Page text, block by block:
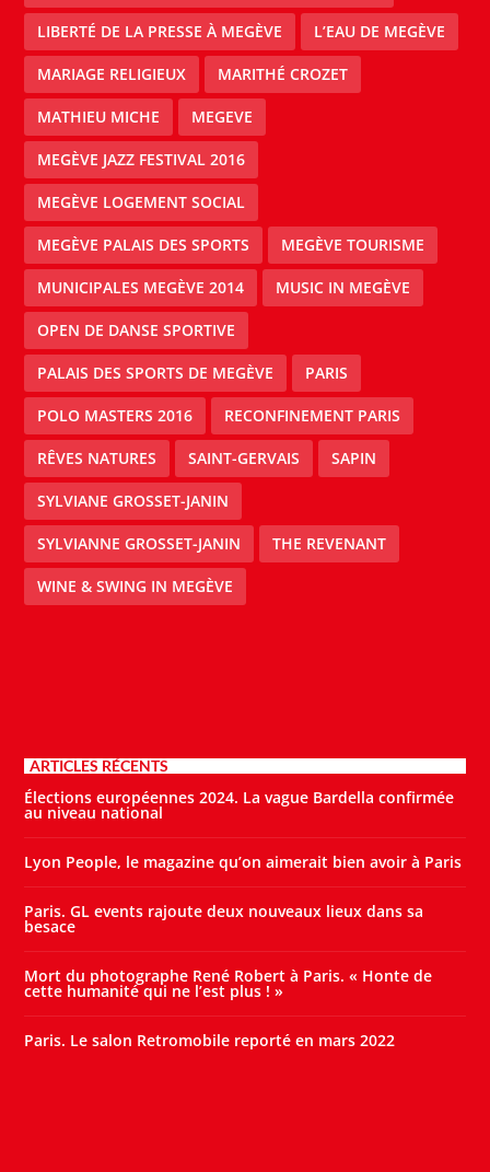
LIBERTÉ DE LA PRESSE À MEGÈVE L’EAU DE MEGÈVE
MARIAGE RELIGIEUX MARITHÉ CROZET
MATHIEU MICHE MEGEVE
MEGÈVE JAZZ FESTIVAL 2016
MEGÈVE LOGEMENT SOCIAL
MEGÈVE PALAIS DES SPORTS MEGÈVE TOURISME
MUNICIPALES MEGÈVE 2014 MUSIC IN MEGÈVE
OPEN DE DANSE SPORTIVE
PALAIS DES SPORTS DE MEGÈVE PARIS
POLO MASTERS 2016 RECONFINEMENT PARIS
RÊVES NATURES SAINT-GERVAIS SAPIN
SYLVIANE GROSSET-JANIN
SYLVIANNE GROSSET-JANIN THE REVENANT
WINE & SWING IN MEGÈVE
ARTICLES RÉCENTS
Élections européennes 2024. La vague Bardella confirmée
au niveau national
Lyon People, le magazine qu’on aimerait bien avoir à Paris
Paris. GL events rajoute deux nouveaux lieux dans sa
besace
Mort du photographe René Robert à Paris. « Honte de
cette humanité qui ne l’est plus ! »
Paris. Le salon Retromobile reporté en mars 2022